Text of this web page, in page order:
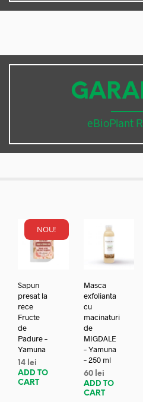
eBioPlant
NOU!
Sapun
presat la
rece
Fructe
de
Padure –
Yamuna
14 lei
ADD TO
CART
Masca
exfolianta
cu
macinaturi
de
MIGDALE
– Yamuna
– 250 ml
60 lei
ADD TO
CART